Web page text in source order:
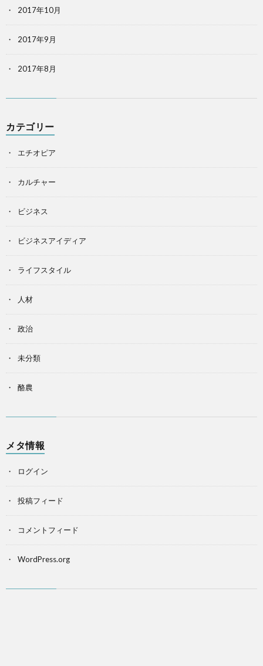
2017年10月
2017年9月
2017年8月
カテゴリー
エチオピア
カルチャー
ビジネス
ビジネスアイディア
ライフスタイル
人材
政治
未分類
酪農
メタ情報
ログイン
投稿フィード
コメントフィード
WordPress.org